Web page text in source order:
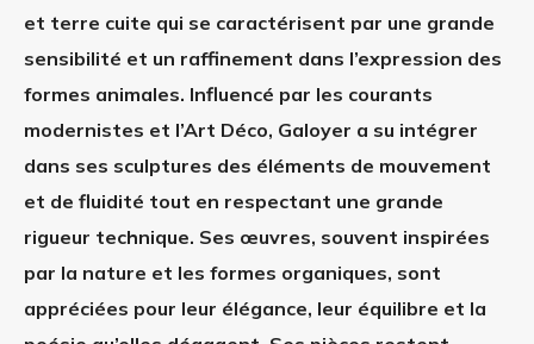
et terre cuite qui se caractérisent par une grande
sensibilité et un raffinement dans l’expression des
formes animales. Influencé par les courants
modernistes et l’Art Déco, Galoyer a su intégrer
dans ses sculptures des éléments de mouvement
et de fluidité tout en respectant une grande
rigueur technique. Ses œuvres, souvent inspirées
par la nature et les formes organiques, sont
appréciées pour leur élégance, leur équilibre et la